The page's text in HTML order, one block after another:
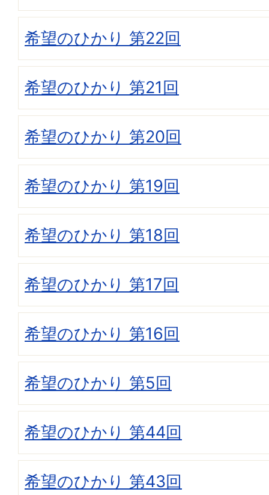
希望のひかり 第22回
希望のひかり 第21回
希望のひかり 第20回
希望のひかり 第19回
希望のひかり 第18回
希望のひかり 第17回
希望のひかり 第16回
希望のひかり 第5回
希望のひかり 第44回
希望のひかり 第43回